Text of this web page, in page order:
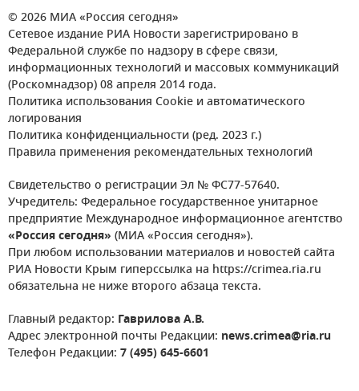
© 2026 МИА «Россия сегодня»
Сетевое издание РИА Новости зарегистрировано в
Федеральной службе по надзору в сфере связи,
информационных технологий и массовых коммуникаций
(Роскомнадзор) 08 апреля 2014 года.
Политика использования Cookie и автоматического
логирования
Политика конфиденциальности (ред. 2023 г.)
Правила применения рекомендательных технологий
Свидетельство о регистрации Эл № ФС77-57640.
Учредитель: Федеральное государственное унитарное
предприятие Международное информационное агентство
«Россия сегодня» (МИА «Россия сегодня»).
При любом использовании материалов и новостей сайта
РИА Новости Крым гиперссылка на https://crimea.ria.ru
обязательна не ниже второго абзаца текста.
Главный редактор: Гаврилова А.В.
Адрес электронной почты Редакции: news.crimea@ria.ru
Телефон Редакции: 7 (495) 645-6601